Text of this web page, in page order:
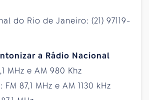
do Rio de Janeiro: (21) 97119-
a Rádio Nacional
MHz e AM 980 Khz
87,1 MHz e AM 1130 kHz